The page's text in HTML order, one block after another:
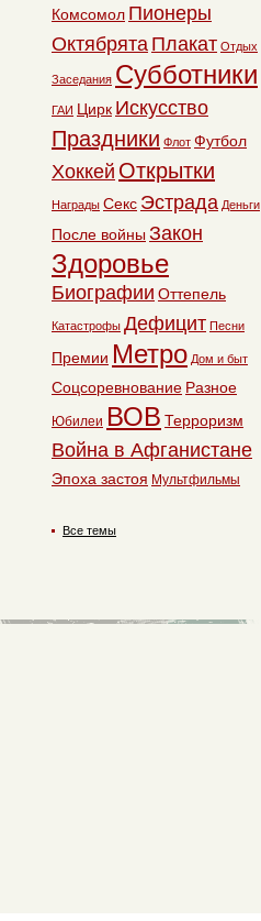
Комсомол Пионеры
Октябрята Плакат Отдых
Заседания Субботники
ГАИ Цирк Искусство
Праздники Флот Футбол
Хоккей Открытки
Награды Секс Эстрада Деньги
После войны Закон
Здоровье
Биографии Оттепель
Катастрофы Дефицит Песни
Премии Метро Дом и быт
Соцсоревнование Разное
Юбилеи ВОВ Терроризм
Война в Афганистане
Эпоха застоя Мультфильмы
Все темы